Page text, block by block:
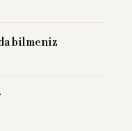
bilmeniz